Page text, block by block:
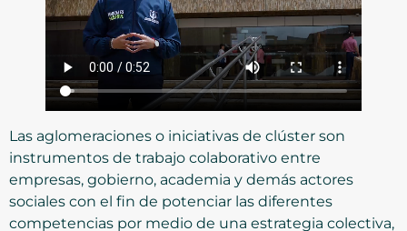
Las aglomeraciones o iniciativas de clúster son
instrumentos de trabajo colaborativo entre
empresas, gobierno, academia y demás actores
sociales con el fin de potenciar las diferentes
competencias por medio de una estrategia colectiva,